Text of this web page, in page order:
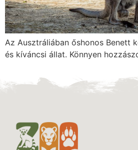
Az Ausztráliában őshonos Benett
és kíváncsi állat. Könnyen